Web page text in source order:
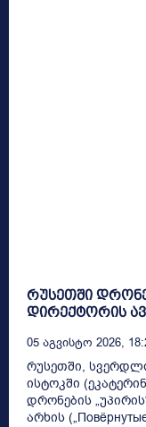
რუსეთში
დირექტორის
05 Აგვისტო 2026,
რუსეთში,
ისტოკში
დრონების
არხის